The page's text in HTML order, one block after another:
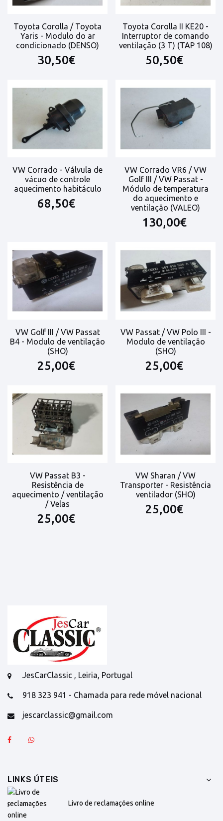
Toyota Corolla / Toyota
Yaris - Modulo do ar
condicionado (DENSO)
30,50€
Toyota Corolla II KE20 -
Interruptor de comando
ventilação (3 T) (TAP 108)
50,50€
VW Corrado - Válvula de
vácuo de controle
aquecimento habitáculo
68,50€
VW Corrado VR6 / VW
Golf III / VW Passat -
Módulo de temperatura
do aquecimento e
ventilação (VALEO)
130,00€
VW Golf III / VW Passat
B4 - Modulo de ventilação
(SHO)
25,00€
VW Passat / VW Polo III -
Modulo de ventilação
(SHO)
25,00€
VW Passat B3 -
Resistência de
aquecimento / ventilação
/ Velas
25,00€
VW Sharan / VW
Transporter - Resistência
ventilador (SHO)
25,00€
JesCarClassic , Leiria, Portugal
918 323 941 - Chamada para rede móvel nacional
jescarclassic@gmail.com
LINKS ÚTEIS
Livro de reclamações online